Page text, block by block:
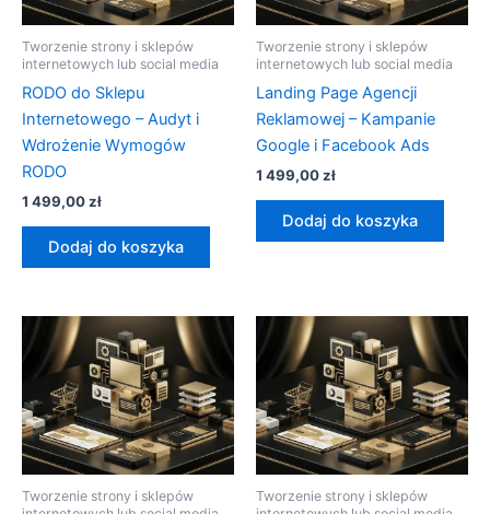
Tworzenie strony i sklepów
internetowych lub social media
RODO do Sklepu
Internetowego – Audyt i
Wdrożenie Wymogów
RODO
1 499,00zł
Dodaj do koszyka
Tworzenie strony i sklepów
internetowych lub social media
Landing Page Agencji
Reklamowej – Kampanie
Google i Facebook Ads
1 499,00zł
Dodaj do koszyka
Tworzenie strony i sklepów
Tworzenie strony i sklepów